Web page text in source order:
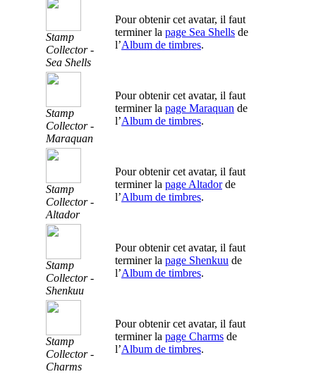
Stamp
Collector -
Sea Shells
Pour obtenir cet avatar, il faut
terminer la page Sea Shells de
l’Album de timbres.
Stamp
Collector -
Maraquan
Pour obtenir cet avatar, il faut
terminer la page Maraquan de
l’Album de timbres.
Stamp
Collector -
Altador
Pour obtenir cet avatar, il faut
terminer la page Altadorde
l’Album de timbres.
Stamp
Collector -
Shenkuu
Pour obtenir cet avatar, il faut
terminer la page Shenkuu de
l’Album de timbres.
Stamp
Collector -
Charms
Pour obtenir cet avatar, il faut
terminer la page Charms de
l’Album de timbres.